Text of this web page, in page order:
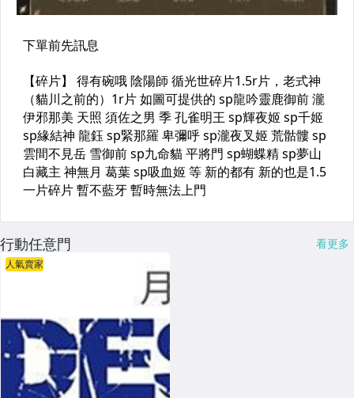
行動任意門 看更多
人氣賣家